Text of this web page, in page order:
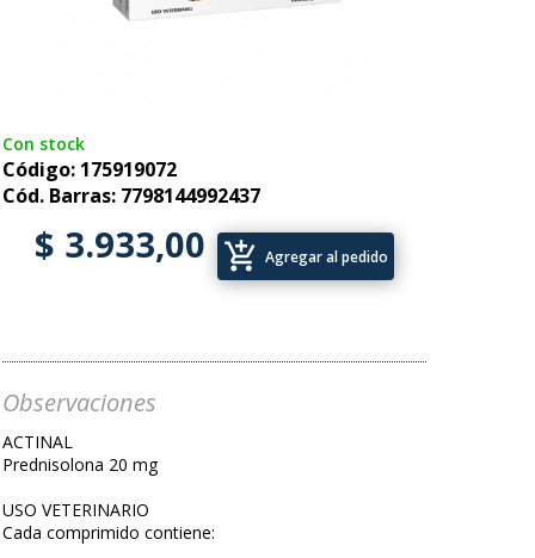
Con stock
Código: 175919072
Cód. Barras: 7798144992437
$ 3.933,00 add_shopping_cart Agregar al pedido
Observaciones
ACTINAL
Prednisolona 20 mg
USO VETERINARIO
Cada comprimido contiene: